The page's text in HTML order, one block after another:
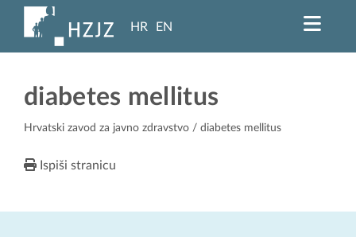
HR EN
diabetes mellitus
Hrvatski zavod za javno zdravstvo / diabetes mellitus
Ispiši stranicu